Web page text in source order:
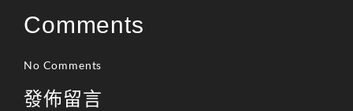
Comments
No Comments
發佈留言